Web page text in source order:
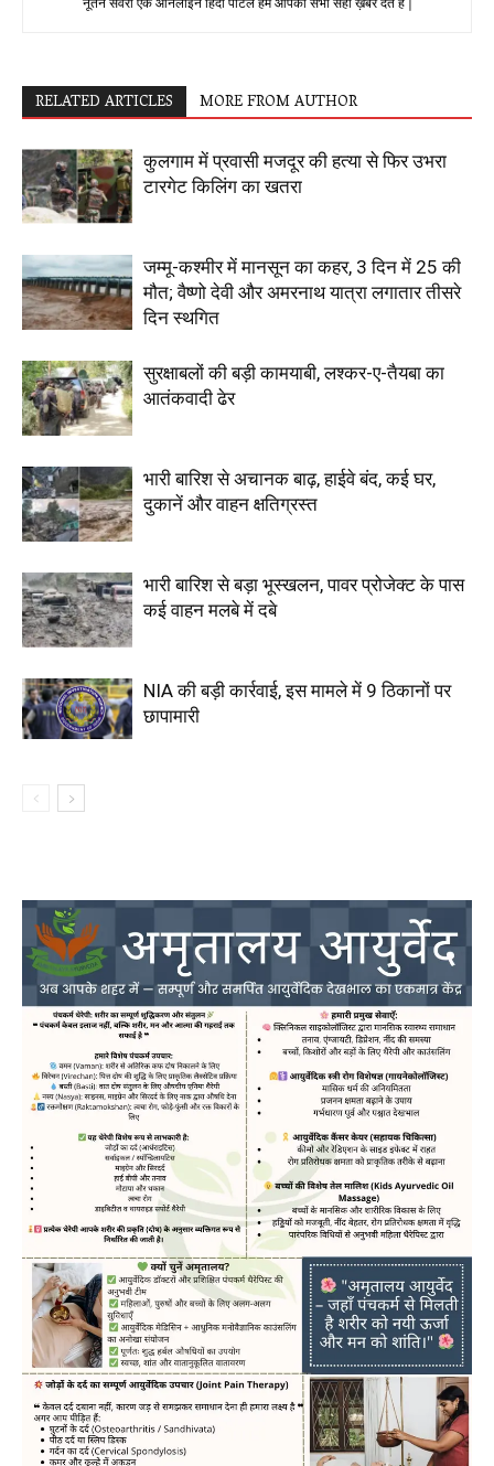
RELATED ARTICLES MORE FROM AUTHOR
कुलगाम में प्रवासी मजदूर की हत्या से फिर उभरा
टारगेट किलिंग का खतरा
जम्मू-कश्मीर में मानसून का कहर, 3 दिन में 25 की
मौत; वैष्णो देवी और अमरनाथ यात्रा लगातार तीसरे
दिन स्थगित
सुरक्षाबलों की बड़ी कामयाबी, लश्कर-ए-तैयबा का
आतंकवादी ढेर
भारी बारिश से अचानक बाढ़, हाईवे बंद, कई घर,
दुकानें और वाहन क्षतिग्रस्त
भारी बारिश से बड़ा भूस्खलन, पावर प्रोजेक्ट के पास
कई वाहन मलबे में दबे
NIA की बड़ी कार्रवाई, इस मामले में 9 ठिकानों पर
छापामारी